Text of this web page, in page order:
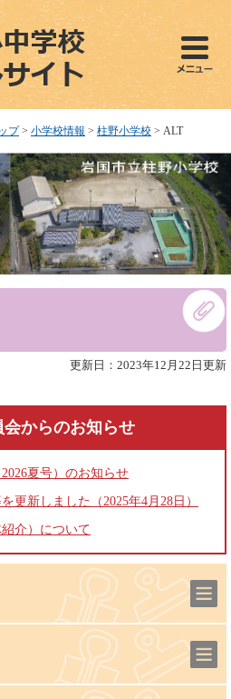
プ > 小学校情報 > 柱野小学校 > ALT
更新日：2023年12月22日更新
会からのお知らせ
夏号）のお知らせ
更新しました（2025年4月28日）
介）について